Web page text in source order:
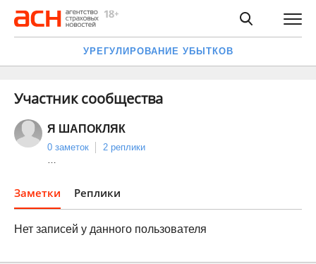
УРЕГУЛИРОВАНИЕ УБЫТКОВ
Участник сообщества
Я ШАПОКЛЯК
0 заметок
2 реплики
…
Заметки Реплики
Нет записей у данного пользователя